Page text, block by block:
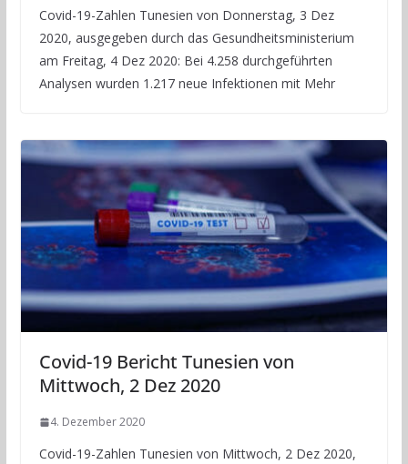
Covid-19-Zahlen Tunesien von Donnerstag, 3 Dez
2020, ausgegeben durch das Gesundheitsministerium
am Freitag, 4 Dez 2020: Bei 4.258 durchgeführten
Analysen wurden 1.217 neue Infektionen mit Mehr
Covid-19 Bericht Tunesien von
Mittwoch, 2 Dez 2020
4. Dezember 2020
Covid-19-Zahlen Tunesien von Mittwoch, 2 Dez 2020,